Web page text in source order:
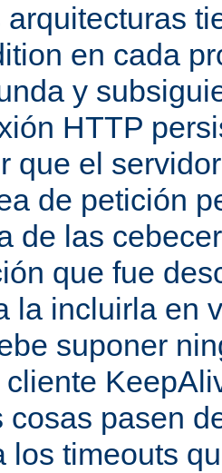
arquitecturas
en cada
y
HTTP
que el
de petición
de las
que fue
la incluirla en
suponer
cosas pasen
los timeouts